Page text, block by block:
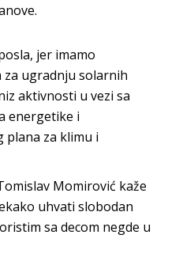
jer imamo
za ugradnju solarnih
aktivnosti u vezi sa
energetike i
plana za klimu i
Momirović kaže
uhvati slobodan
sa decom negde u